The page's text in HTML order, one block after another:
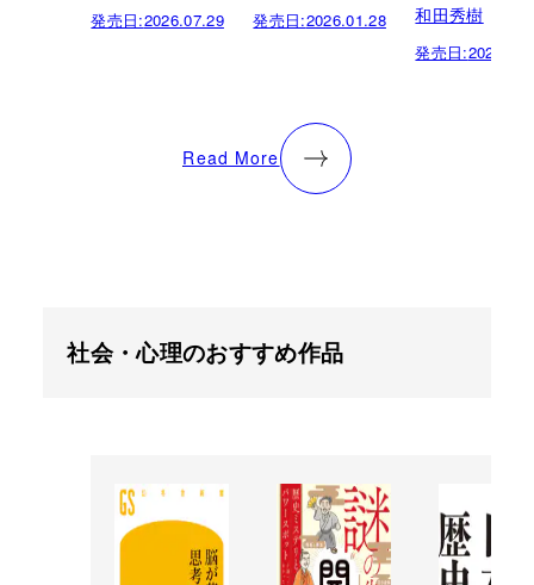
発売日:2026.07.29 発売日:2026.01.28 和田秀樹
発売日:
Read More
社会・心理のおすすめ作品